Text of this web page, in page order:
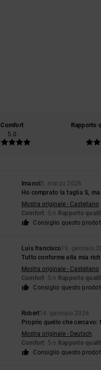
Comfort
5.0
Rapporto
Imanol 3. marzo 2026
Ho comprato la taglia S,
Mostra originale - Castellano
Comfort: 5/5 Rapporto
Consiglio questo
Luis francisco19. gennaio
Tutto conforme alla mia
Mostra originale - Castellano
Comfort: 5/5 Rapporto
Consiglio questo
Robert14. gennaio 2026
Proprio quello che
Mostra originale - Deutsch
Comfort: 5/5 Rapporto
Consiglio questo